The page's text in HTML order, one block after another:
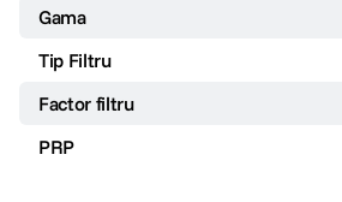
Gama
Tip Filtru
Factor filtru
PRP